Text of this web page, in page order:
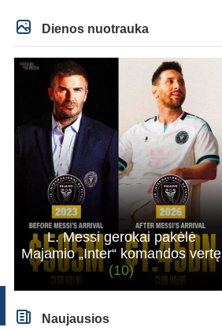
Dienos nuotrauka
L. Messi gerokai pakėlė
Majamio „Inter“ komandos vertę
(10)
Naujausios